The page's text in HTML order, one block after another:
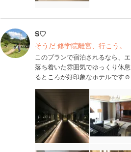
S♡
そうだ 修学院離宮、行こう。
このプランで宿泊されるなら、
落ち着いた雰囲気でゆっくり休
るところが好印象なホテルです☺️